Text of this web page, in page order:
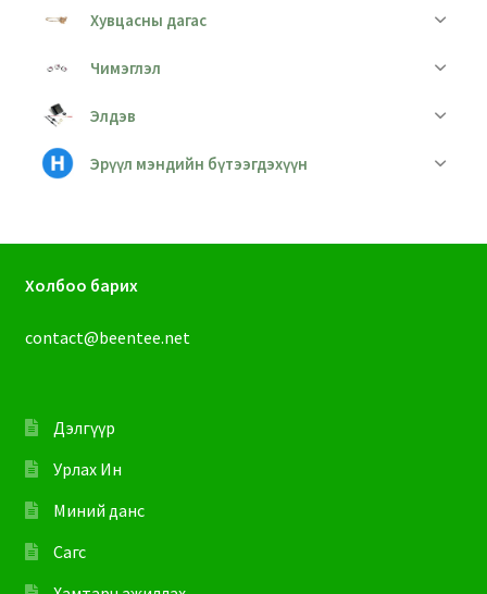
Хувцасны дагас
Чимэглэл
Элдэв
Эрүүл мэндийн бүтээгдэхүүн
Холбоо барих
contact@beentee.net
Дэлгүүр
Урлах Ин
Миний данс
Сагс